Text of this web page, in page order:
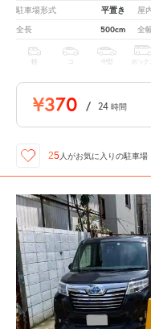
駐車場形式 平置き 屋
全長 500cm 全
軽 中型 ボック
¥370 / 24 時間
25人がお気に入りの駐車場